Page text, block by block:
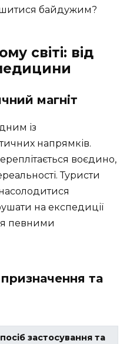
байдужим?
світі: від
магніт
із
напрямків.
воєдино,
Туристи
на експедиції
певними
та
застосування та